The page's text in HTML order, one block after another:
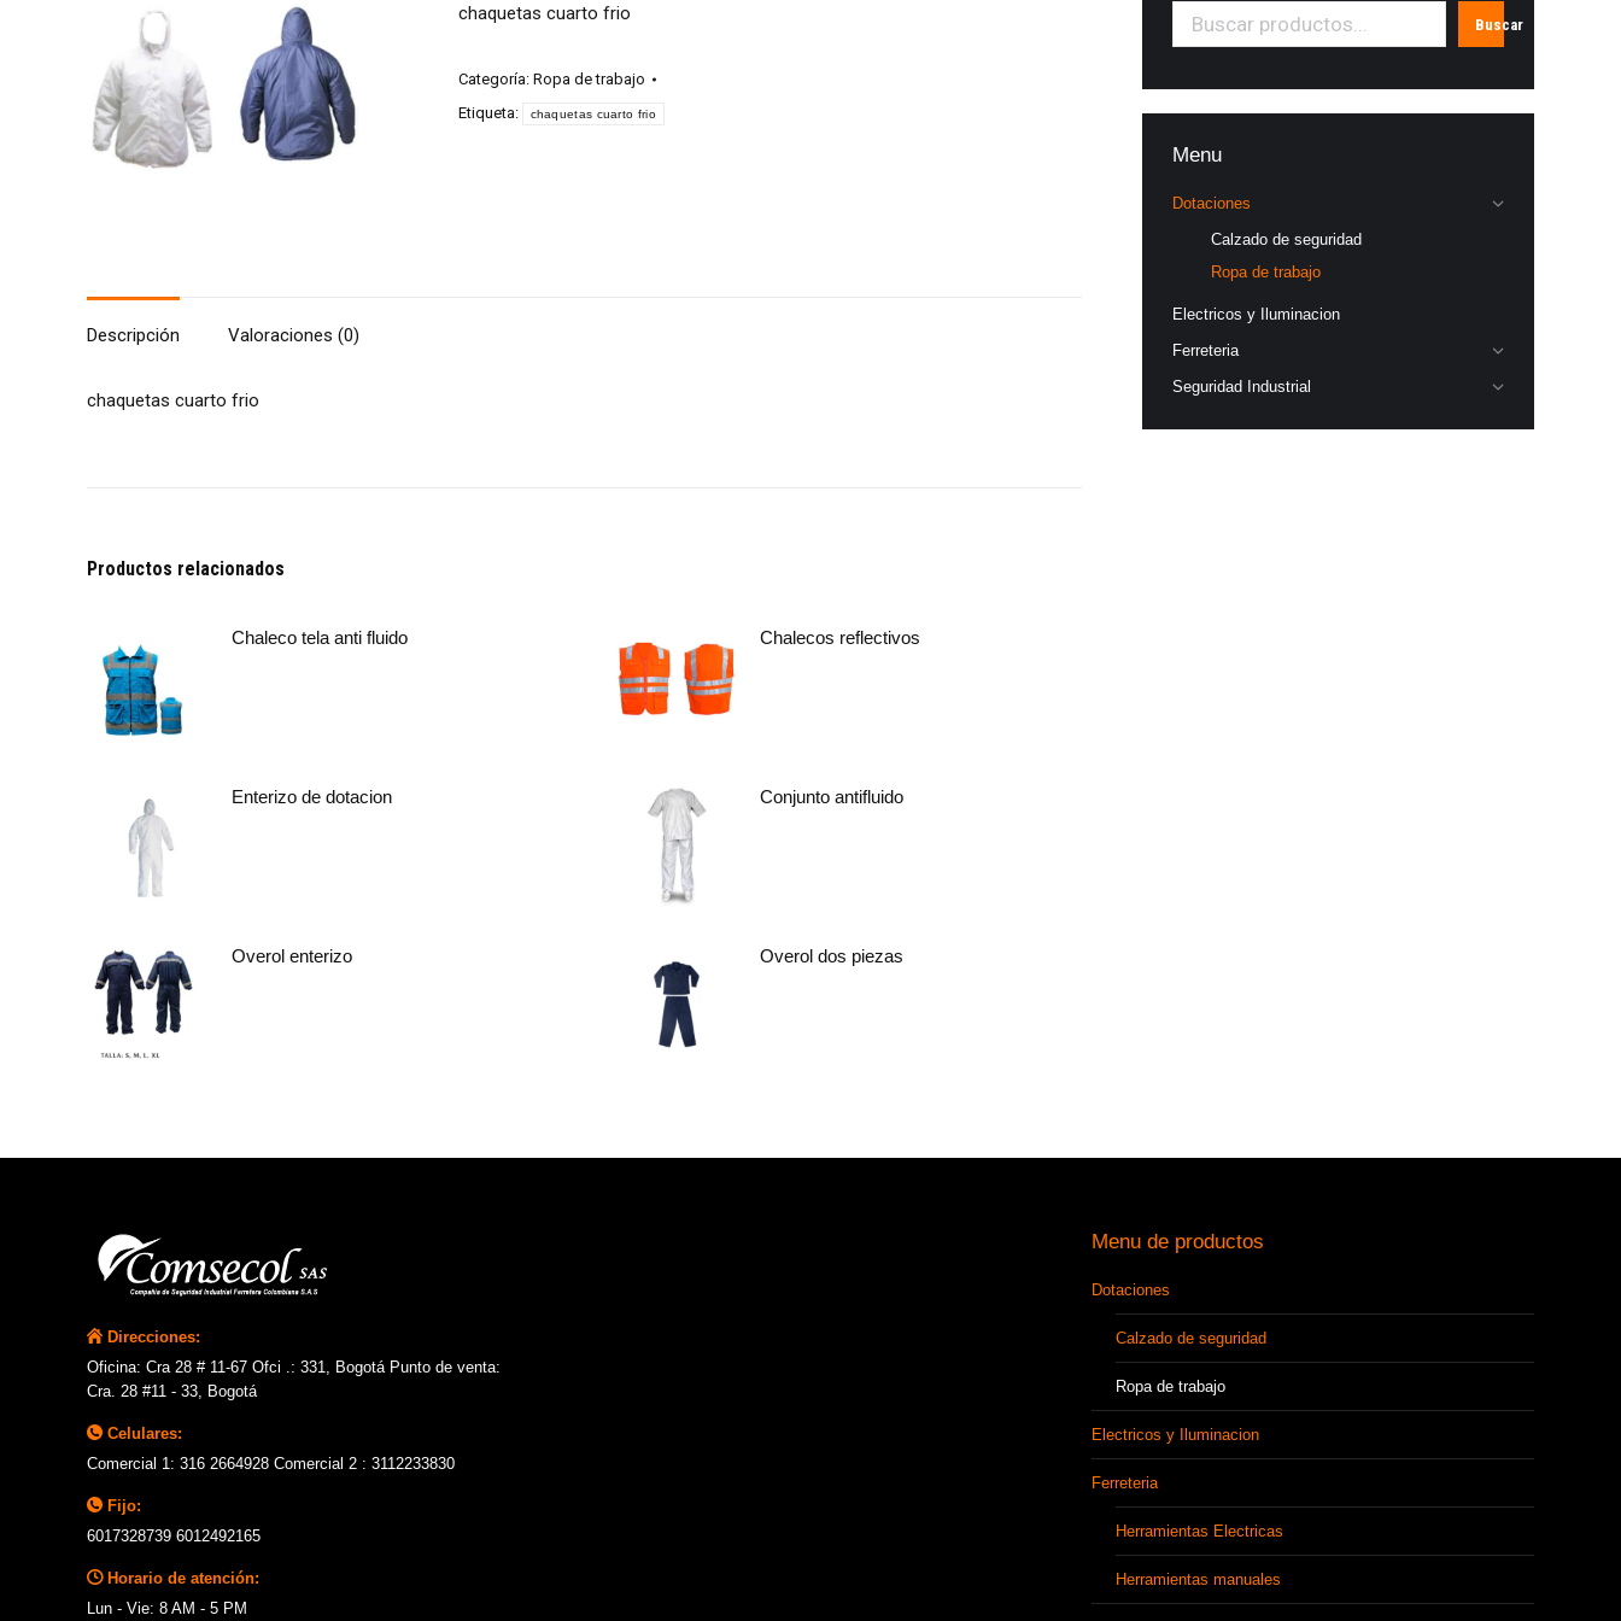
chaquetas cuarto frio
Categoría: Ropa de trabajo
Etiqueta:
chaquetas cuarto frio
Descripción Valoraciones (0)
chaquetas cuarto frio
Productos relacionados
Chaleco tela anti fluido Chalecos reflectivos
Enterizo de dotacion Conjunto antifluido
Overol enterizo Overol dos piezas
Buscar
Menu
Dotaciones
Calzado de seguridad
Ropa de trabajo
Electricos y Iluminacion
Ferreteria
Seguridad Industrial
Direcciones:
Oficina: Cra 28 # 11-67 Ofci .: 331, Bogotá Punto de venta:
Cra. 28 #11 - 33, Bogotá
Celulares:
Comercial 1: 316 2664928 Comercial 2 : 3112233830
Fijo:
6017328739 6012492165
Horario de atención:
Lun - Vie: 8 AM - 5 PM
Menu de productos
Dotaciones
Calzado de seguridad
Ropa de trabajo
Electricos y Iluminacion
Ferreteria
Herramientas Electricas
Herramientas manuales